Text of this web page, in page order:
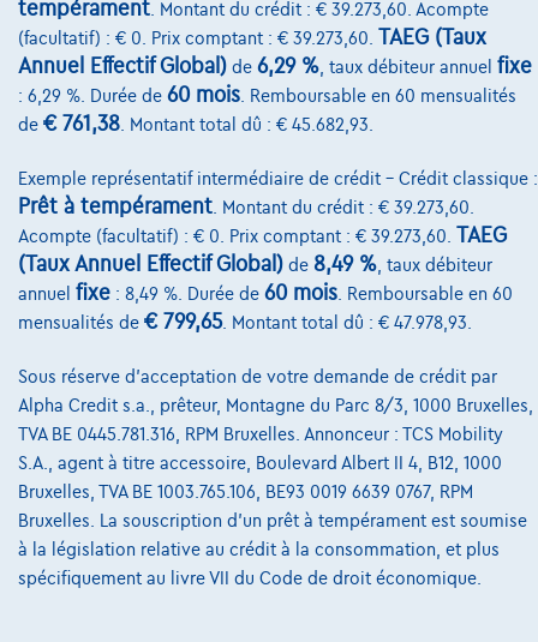
tempérament. Montant du crédit : € 39.273,60. Acompte
(facultatif) : € 0. Prix comptant : € 39.273,60.
TAEG (Taux
Annuel Effectif Global) de 6,29 %, taux débiteur annuel fixe
: 6,29 %. Durée de 60 mois. Remboursable en 60 mensualités
de € 761,38. Montant total dû : € 45.682,93.
Exemple représentatif intermédiaire de crédit – Crédit classique :
Prêt à tempérament . Montant du crédit : € 39.273,60.
Acompte (facultatif) : € 0. Prix comptant : € 39.273,60. TAEG
(Taux Annuel Effectif Global) de 8,49 % , taux débiteur
annuel fixe : 8,49 %. Durée de 60 mois . Remboursable en 60
mensualités de € 799,65. Montant total dû : € 47.978,93.
Sous réserve d'acceptation de votre demande de crédit par
Alpha Credit s.a., prêteur, Montagne du Parc 8/3, 1000 Bruxelles,
TVA BE 0445.781.316, RPM Bruxelles. Annonceur : TCS Mobility
S.A., agent à titre accessoire, Boulevard Albert II 4, B12, 1000
Bruxelles, TVA BE 1003.765.106, BE93 0019 6639 0767, RPM
Bruxelles. La souscription d'un prêt à tempérament est soumise
à la législation relative au crédit à la consommation, et plus
spécifiquement au livre VII du Code de droit économique.
Sur Nous
Devenez client
Qui nous sommes
Charte de qualité
Nos dealers
Nos partenaires
Contact
@2024 TCS Mobility SA/NV Copyright
Conditions Générales